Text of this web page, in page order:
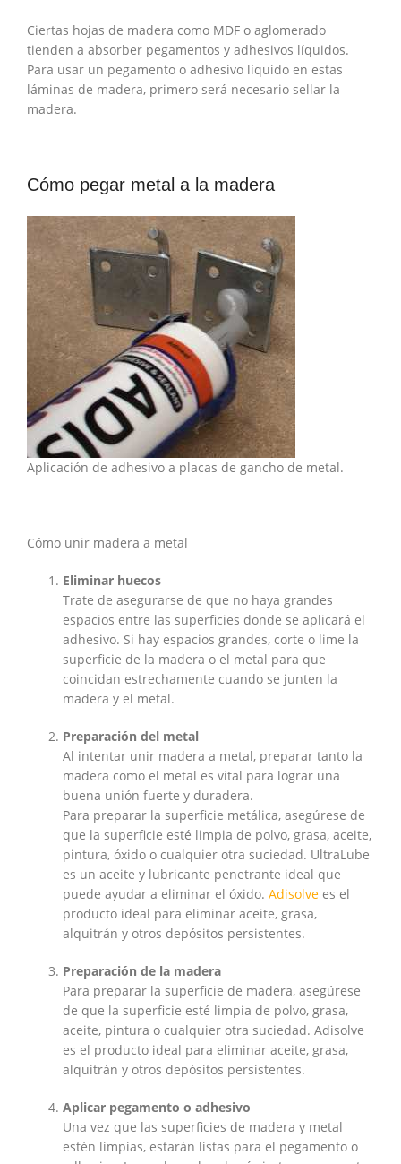
Ciertas hojas de madera como MDF o aglomerado
tienden a absorber pegamentos y adhesivos líquidos.
Para usar un pegamento o adhesivo líquido en estas
láminas de madera, primero será necesario sellar la
madera.
Cómo pegar metal a la madera
Aplicación de adhesivo a placas de gancho de metal.
Cómo unir madera a metal
Eliminar huecos
Trate de asegurarse de que no haya grandes
espacios entre las superficies donde se aplicará el
adhesivo. Si hay espacios grandes, corte o lime la
superficie de la madera o el metal para que
coincidan estrechamente cuando se junten la
madera y el metal.
Preparación del metal
Al intentar unir madera a metal, preparar tanto la
madera como el metal es vital para lograr una
buena unión fuerte y duradera.
Para preparar la superficie metálica, asegúrese de
que la superficie esté limpia de polvo, grasa, aceite,
pintura, óxido o cualquier otra suciedad. UltraLube
es un aceite y lubricante penetrante ideal que
puede ayudar a eliminar el óxido. Adisolve es el
producto ideal para eliminar aceite, grasa,
alquitrán y otros depósitos persistentes.
Preparación de la madera
Para preparar la superficie de madera, asegúrese
de que la superficie esté limpia de polvo, grasa,
aceite, pintura o cualquier otra suciedad. Adisolve
es el producto ideal para eliminar aceite, grasa,
alquitrán y otros depósitos persistentes.
Aplicar pegamento o adhesivo
Una vez que las superficies de madera y metal
estén limpias, estarán listas para el pegamento o